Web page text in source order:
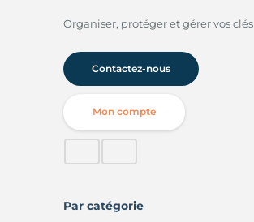
Organiser, protéger et gérer vos clés
Contactez-nous
Mon compte
Par catégorie